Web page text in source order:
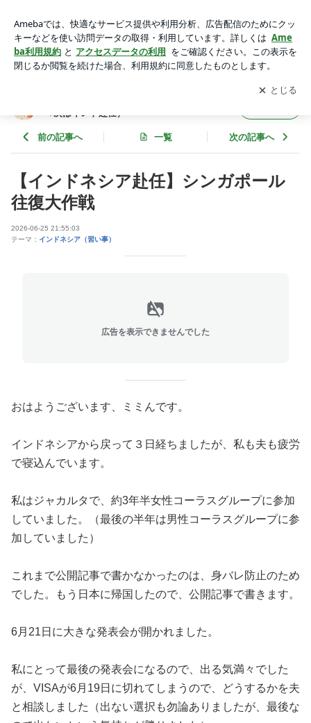
駐妻の気怠い日常（日本滞在中→次はインド赴任）
アプリをダウンロードして ブログの更新通知
を受け取りまし
ょう。
開く
→次はインド赴任）
前の記事へ 一覧 次の記事へ
【インドネシア赴任】シンガポール
往復大作戦
2026-06-25 21:55:03
テーマ： インドネシア（習い事）
広告を表示できませんでした
おはようございます、ミミんです。
インドネシアから戻って３日経ちましたが、私も夫も疲労
で寝込んでいます。
私はジャカルタで、約3年半女性コーラスグループに参加
していました。（最後の半年は男性コーラスグループに参
加していました）
これまで公開記事で書かなかったのは、身バレ防止のため
でした。もう日本に帰国したので、公開記事で書きます。
6月21日に大きな発表会が開かれました。
私にとって最後の発表会になるので、出る気満々でした
が、VISAが6月19日に切れてしまうので、どうするかを夫
と相談しました（出ない選択も勿論ありましたが、最後な